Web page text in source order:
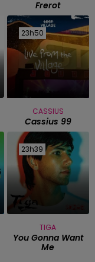
Frerot
23h50
23h50
CASSIUS
Cassius 99
23h39
23h39
TIGA
You Gonna Want
Me